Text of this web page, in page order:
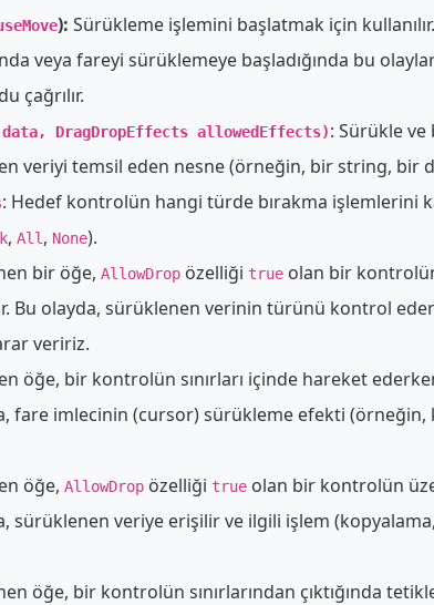
): Sürükleme işlemini başlatmak için
veya fareyi sürüklemeye başladığında bu
çağrılır.
data, DragDropEffects allowedEffects): Sürükle ve
veriyi temsil eden nesne (örneğin, bir string, bir
: Hedef kontrolün hangi türde bırakma işlemlerini
, All , None).
bir öğe, AllowDrop özelliği true olan bir
Bu olayda, sürüklenen verinin türünü kontrol
veririz.
öğe, bir kontrolün sınırları içinde hareket
fare imlecinin (cursor) sürükleme efekti (örneğin,
öğe, AllowDrop özelliği true olan bir kontrolün
sürüklenen veriye erişilir ve ilgili işlem
öğe, bir kontrolün sınırlarından çıktığında